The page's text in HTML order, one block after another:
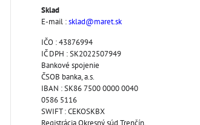
Sklad
E-mail :sklad@maret.sk
IČO : 43876994
IČ DPH : SK2022507949
Bankové spojenie
ČSOB banka, a.s.
IBAN : SK86 7500 0000 0040
0586 5116
SWIFT : CEKOSKBX
Registrácia Okresný súd Trenčín,